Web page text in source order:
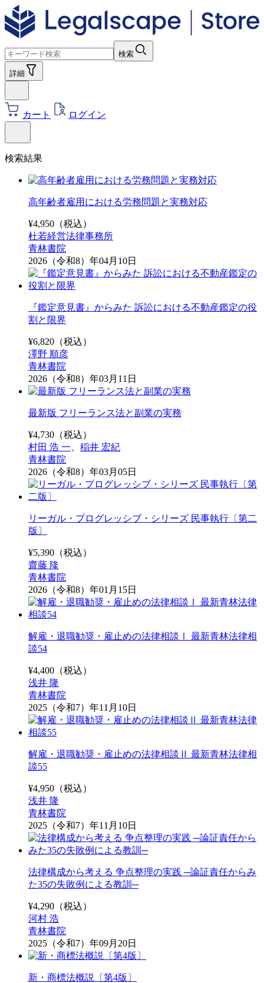
検索
詳細
カート ログイン
検索結果
高年齢者雇用における労務問題と実務対応
¥4,950 （税込）
杜若経営法律事務所
青林書院
2026（令和8）年04月10日
『鑑定意見書』からみた 訴訟における不動産鑑定の役
割と限界
¥6,820 （税込）
澤野 順彦
青林書院
2026（令和8）年03月11日
最新版 フリーランス法と副業の実務
¥4,730 （税込）
村田 浩 一
稲井 宏紀
青林書院
2026（令和8）年03月05日
リーガル・プログレッシブ・シリーズ 民事執行〔第二
版〕
¥5,390 （税込）
齋藤 隆
青林書院
2026（令和8）年01月15日
解雇・退職勧奨・雇止めの法律相談Ⅰ 最新青林法律相
談54
¥4,400 （税込）
浅井 隆
青林書院
2025（令和7）年11月10日
解雇・退職勧奨・雇止めの法律相談Ⅱ 最新青林法律相
談55
¥4,950 （税込）
浅井 隆
青林書院
2025（令和7）年11月10日
法律構成から考える 争点整理の実践 ─論証責任からみ
た35の失敗例による教訓─
¥4,290 （税込）
河村 浩
青林書院
2025（令和7）年09月20日
新・商標法概説〔第4版〕